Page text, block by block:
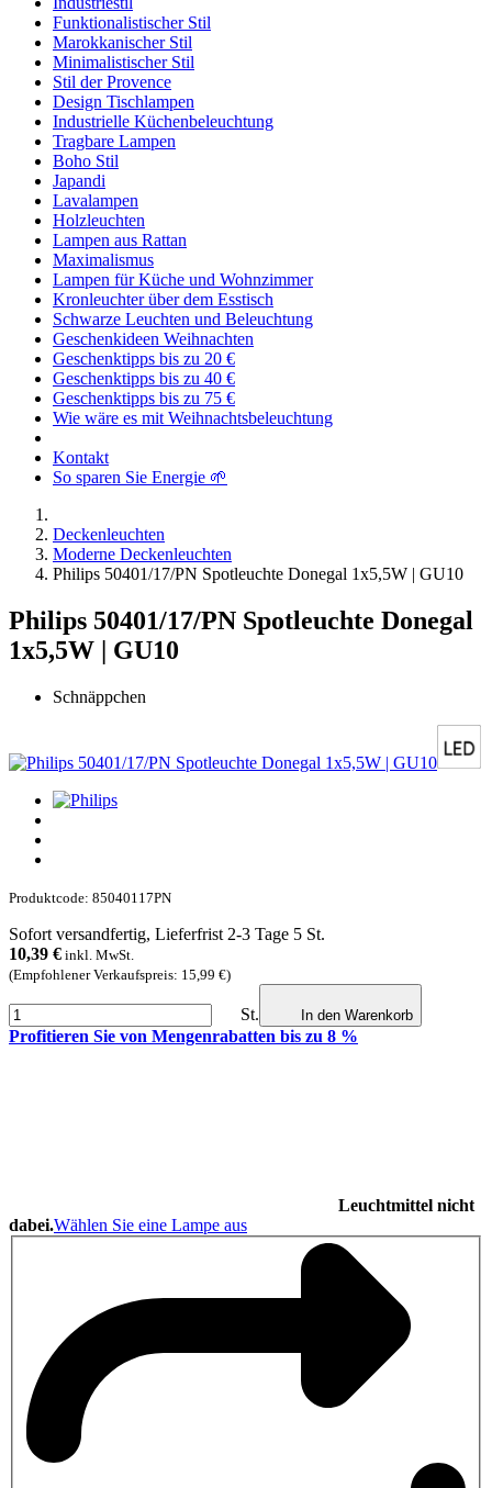
Funktionalistischer Stil
Marokkanischer Stil
Minimalistischer Stil
Stil der Provence
Design Tischlampen
Industrielle Küchenbeleuchtung
Tragbare Lampen
Boho Stil
Japandi
Lavalampen
Holzleuchten
Lampen aus Rattan
Maximalismus
Lampen für Küche und Wohnzimmer
Kronleuchter über dem Esstisch
Schwarze Leuchten und Beleuchtung
Geschenkideen Weihnachten
Geschenktipps bis zu 20 €
Geschenktipps bis zu 40 €
Geschenktipps bis zu 75 €
Wie wäre es mit Weihnachtsbeleuchtung
Kontakt
So sparen Sie Energie 🌱
Deckenleuchten
Moderne Deckenleuchten
Philips 50401/17/PN Spotleuchte Donegal 1x5,5W | GU10
Philips 50401/17/PN Spotleuchte Donegal
1x5,5W | GU10
Schnäppchen
Produktcode: 85040117PN
Sofort versandfertig, Lieferfrist 2-3 Tage 5 St.
10,39 € inkl. MwSt.
(Empfohlener Verkaufspreis: 15,99 €)
St. In den Warenkorb
Profitieren Sie von Mengenrabatten bis zu 8 %
Leuchtmittel nicht
dabei.Wählen Sie eine Lampe aus